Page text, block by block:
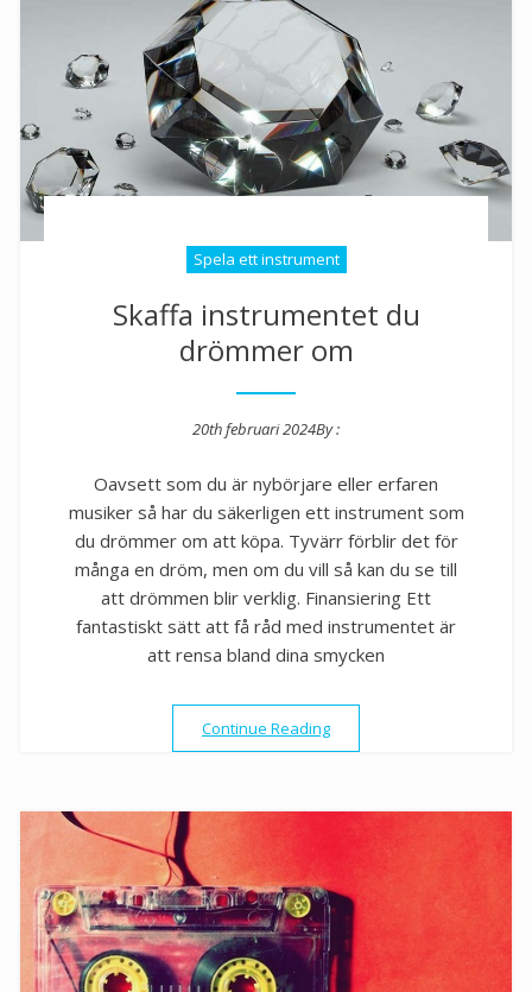
Spela ett instrument
Skaffa instrumentet du
drömmer om
20th februari 2024By :
Oavsett som du är nybörjare eller erfaren
musiker så har du säkerligen ett instrument som
du drömmer om att köpa. Tyvärr förblir det för
många en dröm, men om du vill så kan du se till
att drömmen blir verklig. Finansiering Ett
fantastiskt sätt att få råd med instrumentet är
att rensa bland dina smycken
Continue Reading”Skaffa instrumentet du